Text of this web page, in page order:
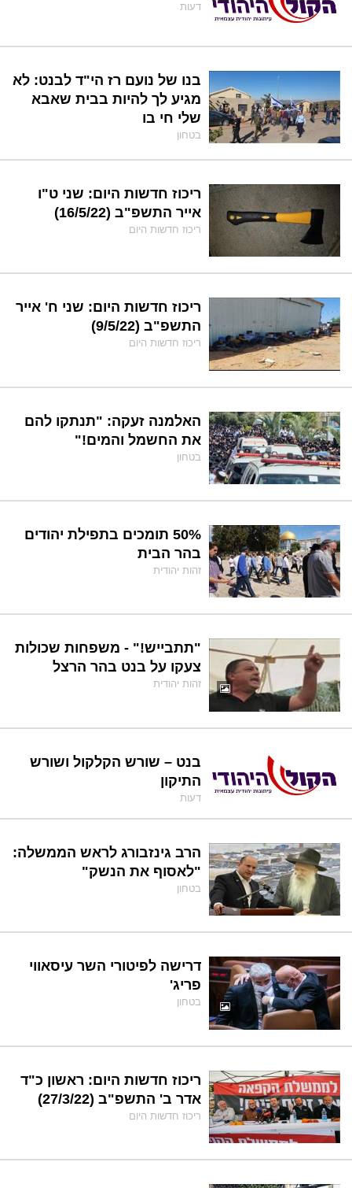
דעות
בנו של נועם רז הי"ד לבנט: לא
מגיע לך להיות בבית שאבא
שלי חי בו
בטחון
ריכוז חדשות היום: שני ט"ו
אייר התשפ"ב (16/5/22)
ריכוז חדשות היום
ריכוז חדשות היום: שני ח' אייר
התשפ"ב (9/5/22)
ריכוז חדשות היום
האלמנה זעקה: "תנתקו להם
את החשמל והמים!"
בטחון
50% תומכים בתפילת יהודים
בהר הבית
זהות יהודית
"תתבייש!" - משפחות שכולות
צעקו על בנט בהר הרצל
זהות יהודית
בנט – שורש הקלקול ושורש
התיקון
דעות
הרב גינזבורג לראש הממשלה:
"לאסוף את הנשק"
בטחון
דרישה לפיטורי השר עיסאווי
פריג'
בטחון
ריכוז חדשות היום: ראשון כ"ד
אדר ב' התשפ"ב (27/3/22)
ריכוז חדשות היום